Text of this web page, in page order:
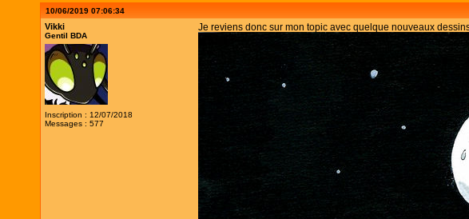
10/06/2019 07:06:34
Vikki
Gentil BDA
Inscription : 12/07/2018
Messages : 577
Je reviens donc sur mon topic avec quelque nouveaux